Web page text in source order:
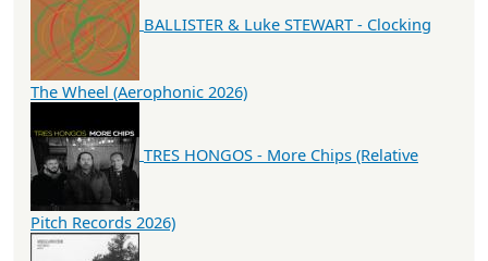
BALLISTER & Luke STEWART - Clocking
The Wheel (Aerophonic 2026)
TRES HONGOS - More Chips (Relative
Pitch Records 2026)